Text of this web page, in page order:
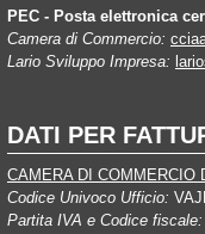
PEC - Posta elettronica
Camera di Commercio:
Lario Sviluppo Impresa:
DATI PER
CAMERA DI COMMERCIO
Codice Univoco Ufficio:
Partita IVA e Codice fiscale: